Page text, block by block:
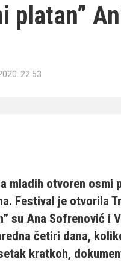
platan”
22:53
mladih otvoren
Festival je otvorila
su Ana Sofrenović i
četiri dana,
kratkoh,